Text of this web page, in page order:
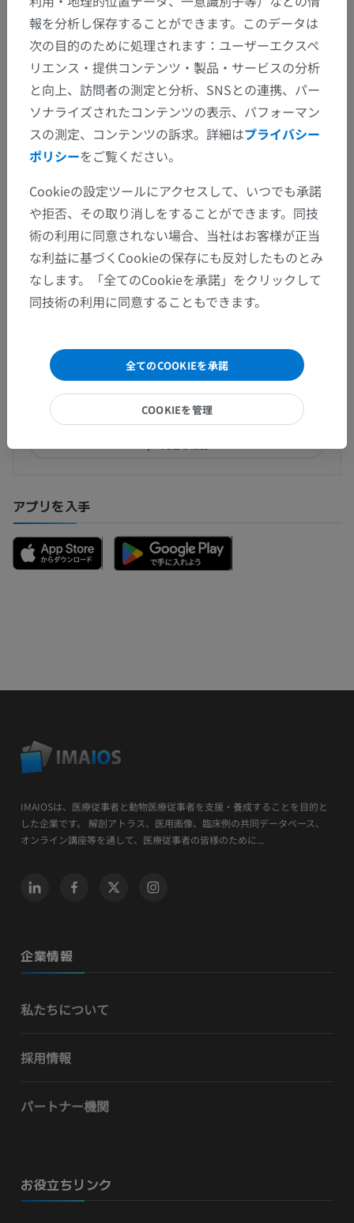
獣医解剖学
神経系> 中枢神経系> 髄膜> 硬膜> 脳硬膜>
テント切痕
下位構造：この解剖学的部位には下位構造がありま
せん
人間の比較解剖学
翻訳
間違いを発見しましたか？
修正や翻訳、内容の改善の提案がありましたらどう
ぞお知らせください。
アプリを入手
IMAIOSは、医療従事者と動物医療従事者を支援・養成することを目的と
した企業です。 解剖アトラス、医用画像、臨床例の共同データベース、
オンライン講座等を通して、医療従事者の皆様のために...
企業情報
私たちについて
採用情報
パートナー機関
お役立ちリンク
報を分析し保存することができます。このデータは
次の目的のために処理されます：ユーザーエクスペ
リエンス・提供コンテンツ・製品・サービスの分析
と向上、訪問者の測定と分析、SNSとの連携、パー
ソナライズされたコンテンツの表示、パフォーマン
スの測定、コンテンツの訴求。詳細はプライバシー
ポリシーをご覧ください。
Cookieの設定ツールにアクセスして、いつでも承諾
や拒否、その取り消しをすることができます。同技
術の利用に同意されない場合、当社はお客様が正当
な利益に基づくCookieの保存にも反対したものとみ
なします。「全てのCookieを承諾」をクリックして
同技術の利用に同意することもできます。
全てのCOOKIEを承諾
COOKIEを管理